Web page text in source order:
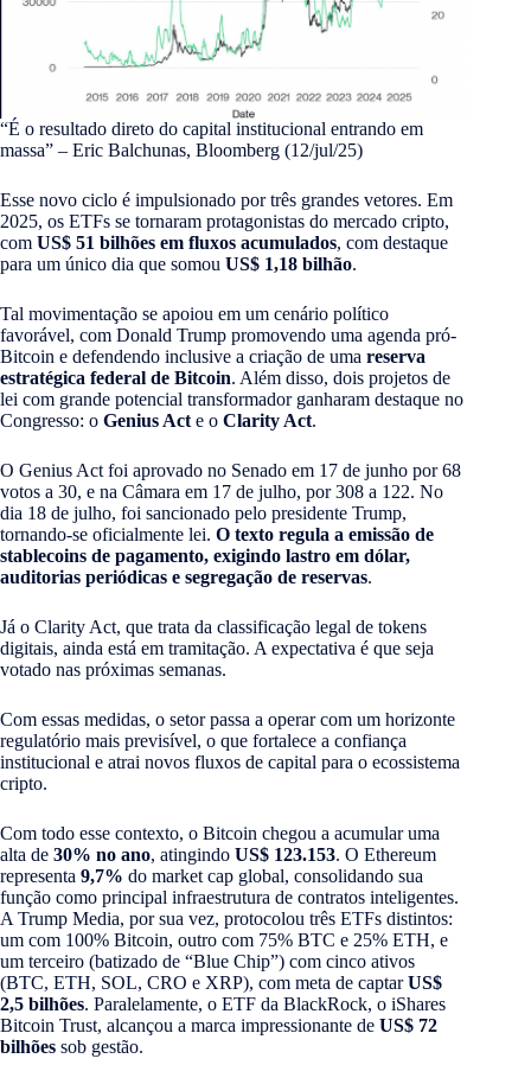
“É o resultado direto do capital institucional entrando em
massa” – Eric Balchunas, Bloomberg (12/jul/25)
Esse novo ciclo é impulsionado por três grandes vetores. Em
2025, os ETFs se tornaram protagonistas do mercado cripto,
com US$ 51 bilhões em fluxos acumulados, com destaque
para um único dia que somou US$ 1,18 bilhão.
Tal movimentação se apoiou em um cenário político
favorável, com Donald Trump promovendo uma agenda pró-
Bitcoin e defendendo inclusive a criação de uma reserva
estratégica federal de Bitcoin. Além disso, dois projetos de
lei com grande potencial transformador ganharam destaque no
Congresso: o Genius Acte o Clarity Act.
O Genius Act foi aprovado no Senado em 17 de junho por 68
votos a 30, e na Câmara em 17 de julho, por 308 a 122. No
dia 18 de julho, foi sancionado pelo presidente Trump,
tornando-se oficialmente lei. O texto regula a emissão de
stablecoins de pagamento, exigindo lastro em dólar,
auditorias periódicas e segregação de reservas.
Já o Clarity Act, que trata da classificação legal de tokens
digitais, ainda está em tramitação. A expectativa é que seja
votado nas próximas semanas.
Com essas medidas, o setor passa a operar com um horizonte
regulatório mais previsível, o que fortalece a confiança
institucional e atrai novos fluxos de capital para o ecossistema
cripto.
Com todo esse contexto, o Bitcoin chegou a acumular uma
alta de 30% no ano, atingindo US$ 123.153. O Ethereum
representa 9,7% do market cap global, consolidando sua
função como principal infraestrutura de contratos inteligentes.
A Trump Media, por sua vez, protocolou três ETFs distintos:
um com 100% Bitcoin, outro com 75% BTC e 25% ETH, e
um terceiro (batizado de “Blue Chip”) com cinco ativos
(BTC, ETH, SOL, CRO e XRP), com meta de captarUS$
2,5 bilhões. Paralelamente, o ETF da BlackRock, o iShares
Bitcoin Trust, alcançou a marca impressionante de US$ 72
bilhões sob gestão.